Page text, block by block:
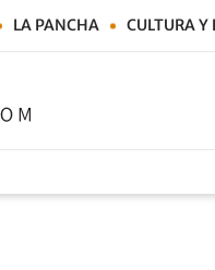
LA PANCHA CULTURA Y